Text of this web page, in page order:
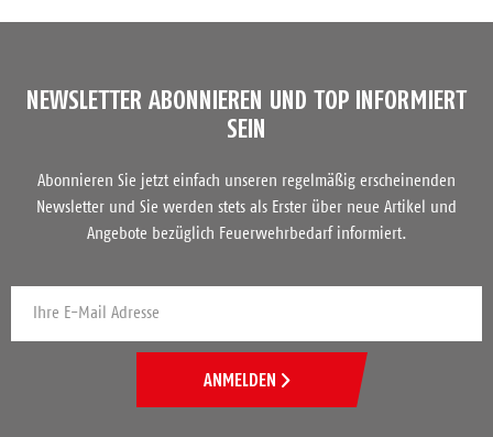
NEWSLETTER ABONNIEREN UND TOP INFORMIERT
SEIN
Abonnieren Sie jetzt einfach unseren regelmäßig erscheinenden
Newsletter und Sie werden stets als Erster über neue Artikel und
Angebote bezüglich Feuerwehrbedarf informiert.
ANMELDEN